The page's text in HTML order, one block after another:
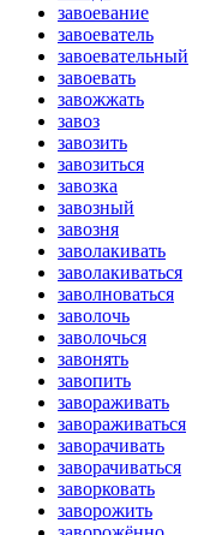
завоевание
завоеватель
завоевательный
завоевать
завожжать
завоз
завозить
завозиться
завозка
завозный
завозня
заволакивать
заволакиваться
заволноваться
заволочь
заволочься
завонять
завопить
завораживать
завораживаться
заворачивать
заворачиваться
заворковать
заворожить